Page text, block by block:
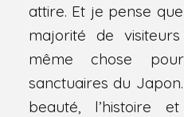
attire. Et je pense
majorité de
même chose
sanctuaires du
beauté, l’histoire